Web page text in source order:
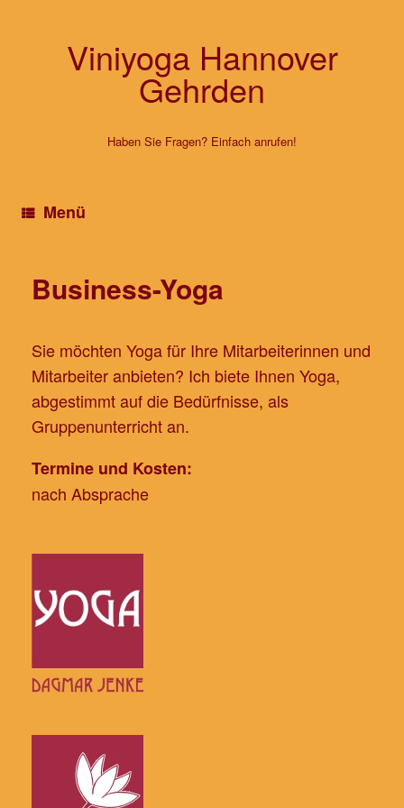
Viniyoga Hannover
Gehrden
Haben Sie Fragen? Einfach anrufen!
Menü
Business-Yoga
Sie möchten Yoga für Ihre Mitarbeiterinnen und
Mitarbeiter anbieten? Ich biete Ihnen Yoga,
abgestimmt auf die Bedürfnisse, als
Gruppenunterricht an.
Termine und Kosten:
nach Absprache